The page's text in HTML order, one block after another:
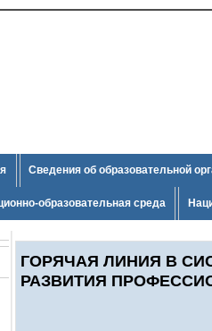
Сведения об образовательной
образовательная среда
ГОРЯЧАЯ ЛИНИЯ В
РАЗВИТИЯ